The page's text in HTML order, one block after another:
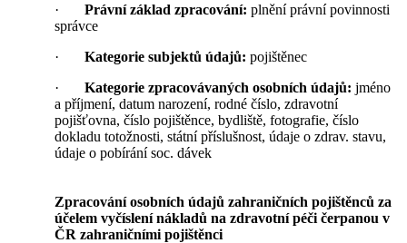
· Právní základ zpracování: plnění právní povinnosti
správce
· Kategorie subjektů údajů: pojištěnec
· Kategorie zpracovávaných osobních údajů: jméno
a příjmení, datum narození, rodné číslo, zdravotní
pojišťovna, číslo pojištěnce, bydliště, fotografie, číslo
dokladu totožnosti, státní příslušnost, údaje o zdrav. stavu,
údaje o pobírání soc. dávek
Zpracování osobních údajů zahraničních pojištěnců za
účelem vyčíslení nákladů na zdravotní péči čerpanou v
ČR zahraničními pojištěnci